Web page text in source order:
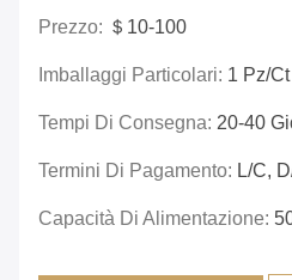
Prezzo: ＄10-100
Imballaggi Particolari: 1 Pz/ct
Tempi Di Consegna: 20-40
Termini Di Pagamento: L/C,
Capacità Di Alimentazione: